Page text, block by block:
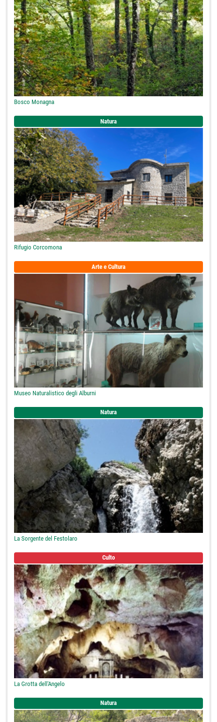
Bosco Monagna
Natura
Rifugio Corcomona
Arte e Cultura
Museo Naturalistico degli Alburni
Natura
La Sorgente del Festolaro
Culto
La Grotta dell'Angelo
Natura